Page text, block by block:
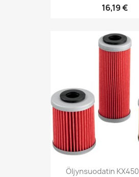
16,19 €
Öljynsuodatin